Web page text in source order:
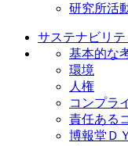
研究所活
サステナビリテ
基本的な
環境
人権
コンプラ
責任ある
博報堂Ｄ